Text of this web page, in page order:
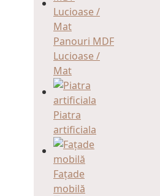
Panouri MDF
Lucioase /
Mat
Piatra
artificiala
Fațade
mobilă